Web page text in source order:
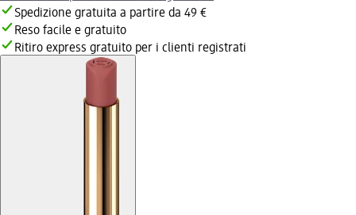
Spedizione gratuita a partire da 49 €
Reso facile e gratuito
Ritiro express gratuito per i clienti registrati